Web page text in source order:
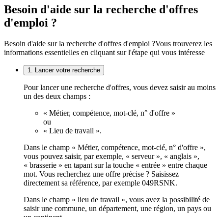
Besoin d'aide sur la recherche d'offres
d'emploi ?
Besoin d'aide sur la recherche d'offres d'emploi ?Vous trouverez les
informations essentielles en cliquant sur l'étape qui vous intéresse
1. Lancer votre recherche
Pour lancer une recherche d'offres, vous devez saisir au moins
un des deux champs :
« Métier, compétence, mot-clé, n° d'offre »
ou
« Lieu de travail ».
Dans le champ « Métier, compétence, mot-clé, n° d'offre »,
vous pouvez saisir, par exemple, « serveur », « anglais »,
« brasserie » en tapant sur la touche « entrée » entre chaque
mot. Vous recherchez une offre précise ? Saisissez
directement sa référence, par exemple 049RSNK.
Dans le champ « lieu de travail », vous avez la possibilité de
saisir une commune, un département, une région, un pays ou